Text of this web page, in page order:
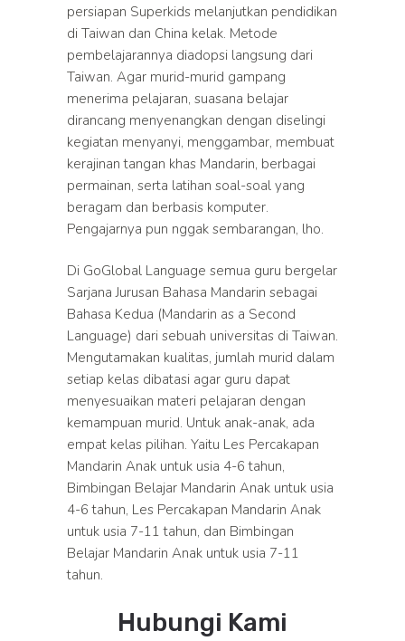
persiapan Superkids melanjutkan pendidikan
di Taiwan dan China kelak. Metode
pembelajarannya diadopsi langsung dari
Taiwan. Agar murid-murid gampang
menerima pelajaran, suasana belajar
dirancang menyenangkan dengan diselingi
kegiatan menyanyi, menggambar, membuat
kerajinan tangan khas Mandarin, berbagai
permainan, serta latihan soal-soal yang
beragam dan berbasis komputer.
Pengajarnya pun nggak sembarangan, lho.
Di GoGlobal Language semua guru bergelar
Sarjana Jurusan Bahasa Mandarin sebagai
Bahasa Kedua (Mandarin as a Second
Language) dari sebuah universitas di Taiwan.
Mengutamakan kualitas, jumlah murid dalam
setiap kelas dibatasi agar guru dapat
menyesuaikan materi pelajaran dengan
kemampuan murid. Untuk anak-anak, ada
empat kelas pilihan. Yaitu Les Percakapan
Mandarin Anak untuk usia 4-6 tahun,
Bimbingan Belajar Mandarin Anak untuk usia
4-6 tahun, Les Percakapan Mandarin Anak
untuk usia 7-11 tahun, dan Bimbingan
Belajar Mandarin Anak untuk usia 7-11
tahun.
Hubungi Kami